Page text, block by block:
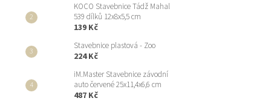
KOCO Stavebnice Tádž Mahal
539 dílků 12x8x5,5 cm
139 Kč
Stavebnice plastová - Zoo
224 Kč
iM.Master Stavebnice závodní
auto červené 25x11,4x6,6 cm
487 Kč